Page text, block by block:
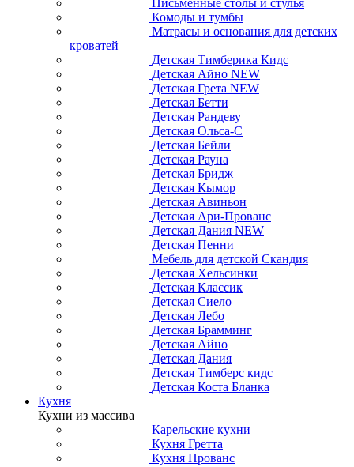
Комоды и тумбы
Матрасы и основания для детских
кроватей
Детская Тимберика Кидс
Детская Айно NEW
Детская Грета NEW
Детская Бетти
Детская Рандеву
Детская Ольса-С
Детская Бейли
Детская Рауна
Детская Бридж
Детская Кымор
Детская Авиньон
Детская Ари-Прованс
Детская Дания NEW
Детская Пенни
Мебель для детской Скандия
Детская Хельсинки
Детская Классик
Детская Сиело
Детская Лебо
Детская Брамминг
Детская Айно
Детская Дания
Детская Тимберс кидс
Детская Коста Бланка
Кухня
Кухни из массива
Карельские кухни
Кухня Гретта
Кухня Прованс